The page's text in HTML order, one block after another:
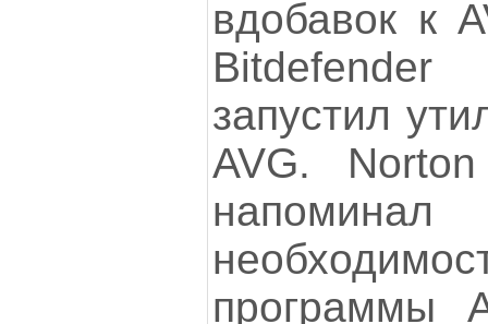
вдобавок к
запустил
AVG.
программы